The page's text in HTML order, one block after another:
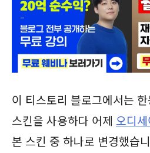
이 티스토리 블로그에서는
스킨을 사용하다 어제 오디
본 스킨 중 하나로 변경했습